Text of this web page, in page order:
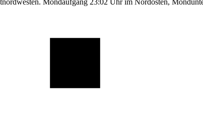
Mondaufgang 23:02 Uhr im Nordosten,